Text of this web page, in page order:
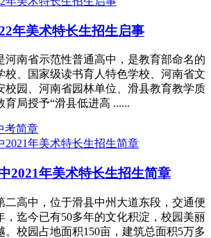
年美术特长生招生启事
河南省示范性普通高中，是教育部命名的
校、国家级读书育人特色学校、河南省文
校园、河南省园林单位、滑县教育教学质
局授予“滑县低进高 ......
考简章
2021年美术特长生招生简章
二高中，位于滑县中州大道东段，交通便
，迄今已有50多年的文化积淀，校园美丽
。校园占地面积150亩，建筑总面积5万多